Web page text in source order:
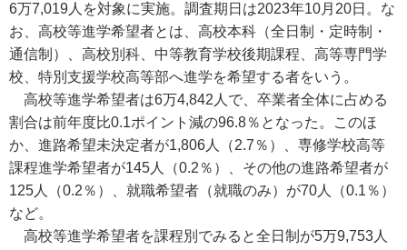
6万7,019人を対象に実施。調査期日は2023年10月20日。な
お、高校等進学希望者とは、高校本科（全日制・定時制・
通信制）、高校別科、中等教育学校後期課程、高等専門学
校、特別支援学校高等部へ進学を希望する者をいう。
高校等進学希望者は6万4,842人で、卒業者全体に占める
割合は前年度比0.1ポイント減の96.8％となった。このほ
か、進路希望未決定者が1,806人（2.7％）、専修学校高等
課程進学希望者が145人（0.2％）、その他の進路希望者が
125人（0.2％）、就職希望者（就職のみ）が70人（0.1％）
など。
高校等進学希望者を課程別でみると全日制が5万9,753人